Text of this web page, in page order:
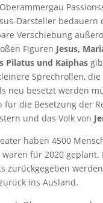
Darsteller bedauern
Verschiebung
Figuren Jesus,
Pilatus und Kaiphas
Sprechrollen, die
neu besetzt werden
für die Besetzung der
und das Volk von
haben 4500
für 2020 geplant.
zurückgegeben
ins Ausland.